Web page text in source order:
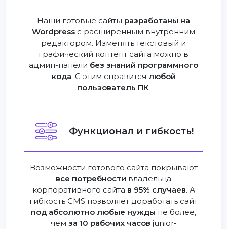
Наши готовые сайты разработаны на
Wordpress с расширенным внутренним
редактором. Изменять текстовый и
графический контент сайта можно в
админ-панели без знаний программного
кода. С этим справится любой
пользователь ПК.
Функционал и гибкость!
Возможности готового сайта покрывают
все потребности владельца
корпоративного сайта в 95% случаев. А
гибкость CMS позволяет доработать сайт
под абсолютно любые нужды не более,
чем за 10 рабочих часов junior-